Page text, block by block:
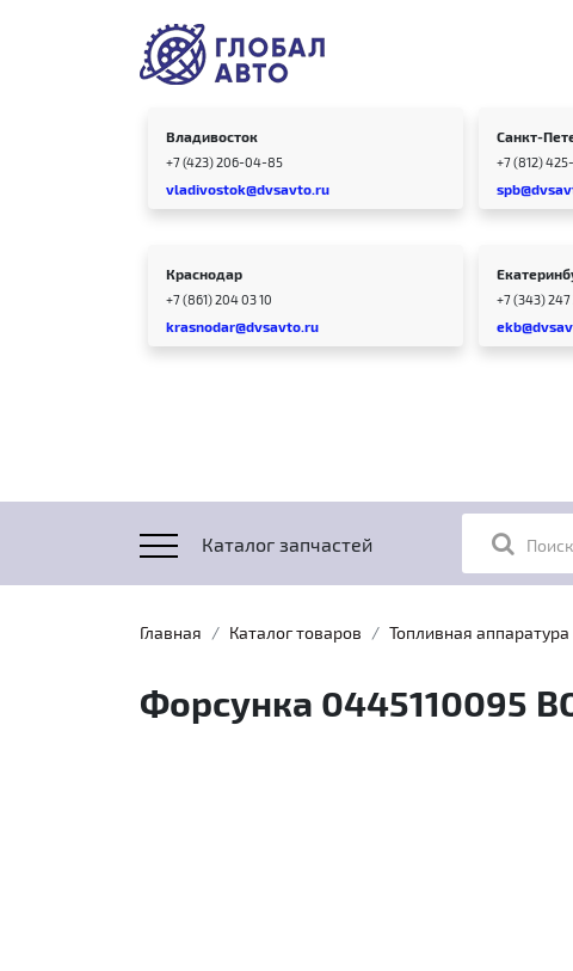
Владивосток
+7 (423) 206-04-85
vladivostok@dvsavto.ru
Санкт-
+7 (812)
Краснодар
+7 (861) 204 03 10
krasnodar@dvsavto.ru
+7 (343)
Каталог запчастей
Главная Каталог товаров Топливная аппаратура
Форсунка 0445110095